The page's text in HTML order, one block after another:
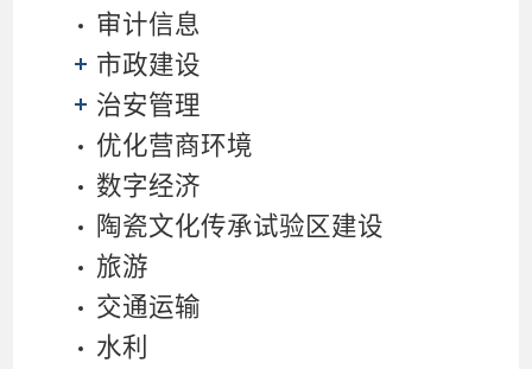
审计信息
市政建设
治安管理
优化营商环境
数字经济
陶瓷文化传承试验区建设
旅游
交通运输
水利